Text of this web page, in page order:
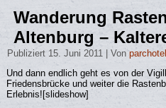
Wanderung
Altenburg –
Publiziert 15. Juni 2011 |Von
Und dann endlich geht es von der
Friedensbrücke und weiter die
Erlebnis![slideshow]